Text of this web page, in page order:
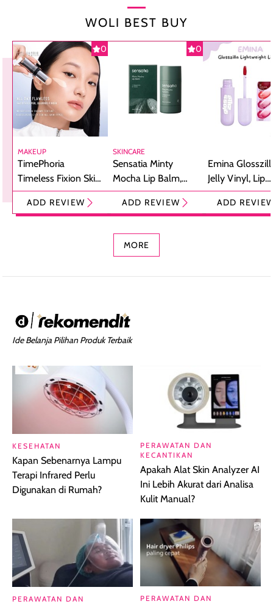
WOLI BEST BUY
0
MAKEUP
TimePhoria
Timeless Fixion Skin
Tint Stick,
Foundation dan
ADD REVIEW
0
SKINCARE
Sensatia Minty
Mocha Lip Balm,
Pelembap Bibir
dengan Aroma
ADD REVIEW
Emina
Jelly Vinyl, Lip
Cream Glossy
Ringan
ADD
MORE
Ide Belanja Pilihan Produk Terbaik
KESEHATAN
Kapan Sebenarnya Lampu
Terapi Infrared Perlu
Digunakan di Rumah?
PERAWATAN DAN
KECANTIKAN
Apakah Alat Skin Analyzer AI
Ini Lebih Akurat dari Analisa
Kulit Manual?
PERAWATAN DAN
PERAWATAN DAN